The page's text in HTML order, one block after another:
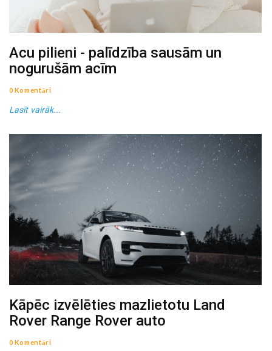
Acu pilieni - palīdzība sausām un
nogurušām acīm
0 Komentāri
Lasīt vairāk...
Kāpēc izvēlēties mazlietotu Land
Rover Range Rover auto
0 Komentāri